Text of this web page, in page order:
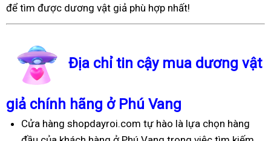
để tìm được dương vật giả phù hợp nhất!
Địa chỉ tin cậy mua dương vật
giả chính hãng ở Phú Vang
Cửa hàng shopdayroi.com tự hào là lựa chọn hàng